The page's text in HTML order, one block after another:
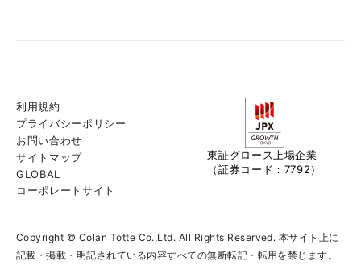
利用規約
プライバシーポリシー
お問い合わせ
サイトマップ
GLOBAL
コーポレートサイト
東証グロース上場企業
（証券コード：7792）
Copyright © Colan Totte Co.,Ltd. All Rights Reserved. 本サイト上に
記載・掲載・明記されている内容すべての無断転記・転用を禁じます。